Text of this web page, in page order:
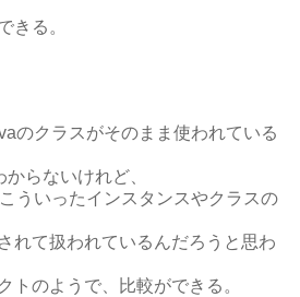
きる。
のクラスがそのまま使われている
らないけれど、
ういったインスタンスやクラスの
れて扱われているんだろうと思わ
トのようで、比較ができる。